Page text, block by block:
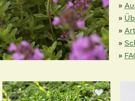
»
»
»
»
»